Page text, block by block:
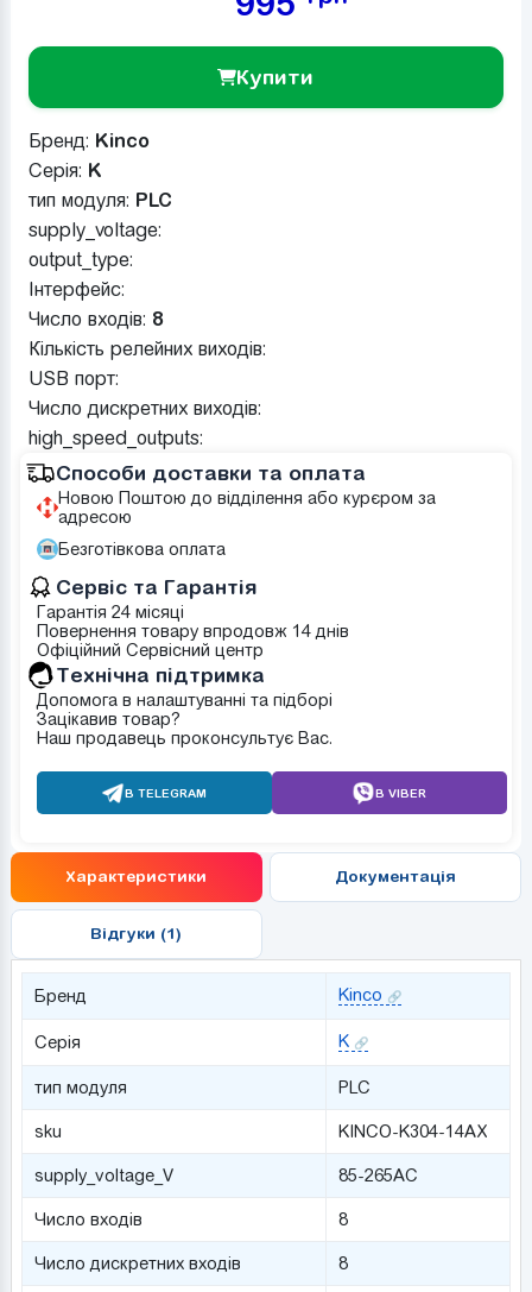
Купити
Бренд: Kinco
Серія: K
тип модуля: PLC
supply_voltage:
output_type:
Інтерфейс:
Число входів: 8
Кількість релейних виходів:
USB порт:
Число дискретних виходів:
high_speed_outputs:
Способи доставки та оплата
Новою Поштою до відділення або курєром за
адресою
Безготівкова оплата
Сервіс та Гарантія
Гарантія 24 місяці
Повернення товару впродовж 14 днів
Офіційний Сервісний центр
Tехнічна підтримка
Допомога в налаштуванні та підборі
Зацікавив товар?
Наш продавець проконсультує Вас.
В TELEGRAM В VIBER
Характеристики Документація
Відгуки (1)
Бренд Kinco
Серія K
тип модуля PLC
sku KINCO-K304-14AX
supply_voltage_V 85-265AC
Число входів 8
Число дискретних входів 8